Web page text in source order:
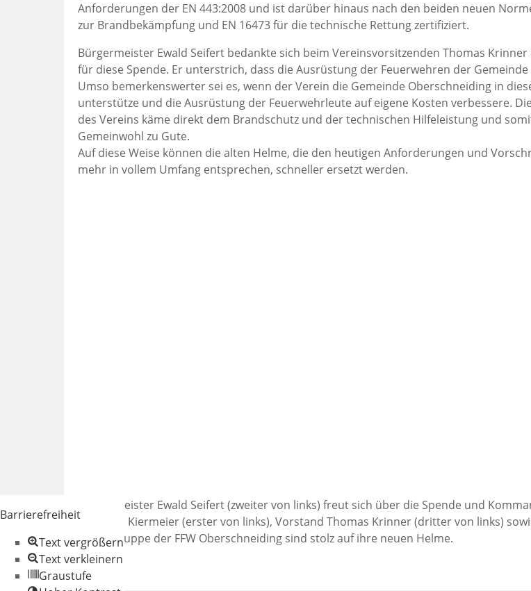
Anforderungen der EN 443:2008 und ist darüber hinaus nach den beiden neuen
zur Brandbekämpfung und EN 16473 für die technische Rettung zertifiziert.
Bürgermeister Ewald Seifert bedankte sich beim Vereinsvorsitzenden Thomas
für diese Spende. Er unterstrich, dass die Ausrüstung der Feuerwehren der Gemeinde
Umso bemerkenswerter sei es, wenn der Verein die Gemeinde Oberschneiding in
unterstütze und die Ausrüstung der Feuerwehrleute auf eigene Kosten verbessere.
des Vereins käme direkt dem Brandschutz und der technischen Hilfeleistung und
Gemeinwohl zu Gute.
Auf diese Weise können die alten Helme, die den heutigen Anforderungen und
mehr in vollem Umfang entsprechen, schneller ersetzt werden.
Bürgermeister Ewald Seifert (zweiter von links) freut sich über die Spende und
Christian Kiermeier (erster von links), Vorstand Thomas Krinner (dritter von links)
Einsatztruppe der FFW Oberschneiding sind stolz auf ihre neuen Helme.
Barrierefreiheit
Text vergrößern
Text verkleinern
Graustufe